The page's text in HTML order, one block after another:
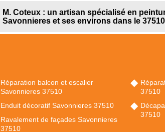
M. Coteux : un artisan spécialisé en
Savonnieres et ses environs dans le 37510
Réparation balcon et escalier
Savonnieres 37510
Enduit décoratif Savonnieres 37510
Ravalement de façades Savonnieres
37510
37510
37510